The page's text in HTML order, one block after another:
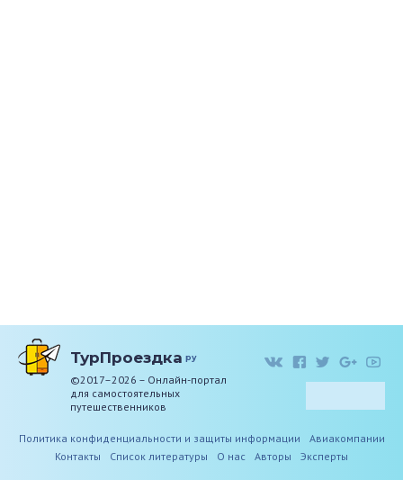
ТурПроездка ру
©2017–2026 – Онлайн-портал
для самостоятельных
путешественников
Политика конфиденциальности и защиты информации
Авиакомпании
Контакты
Список литературы О нас Авторы
Эксперты